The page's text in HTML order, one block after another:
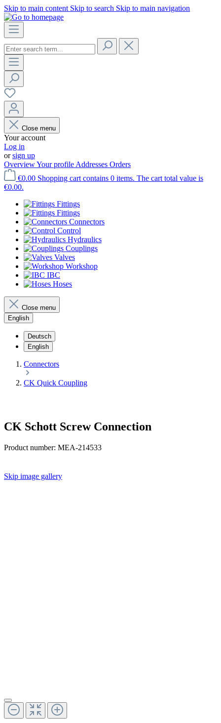
Skip to main content Skip to search Skip to main navigation
Close menu
Your account
Log in
orsign up
OverviewYour profile Addresses Orders
€0.00 Shopping cart contains 0 items. The cart total value is
€0.00.
Fittings
Fittings
Connectors
Control
Hydraulics
Couplings
Valves
Workshop
IBC
Hoses
Close menu
English
Deutsch
English
Connectors
CK Quick Coupling
CK Schott Screw Connection
Product number: MEA-214533
Skip image gallery